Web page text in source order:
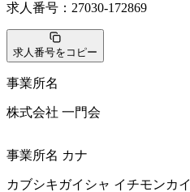
求人番号： 27030-172869
求人番号をコピー
事業所名
株式会社 一門会
事業所名 カナ
カブシキガイシャ イチモンカイ